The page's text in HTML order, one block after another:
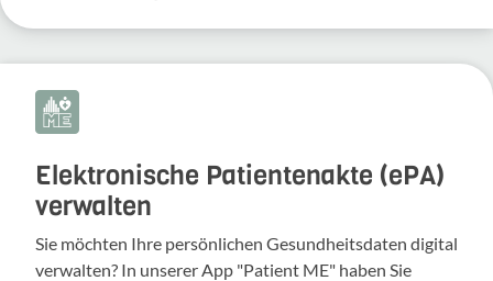
Elektronische Patientenakte (ePA)
verwalten
Sie möchten Ihre persönlichen Gesundheitsdaten digital
verwalten? In unserer App "Patient ME" haben Sie